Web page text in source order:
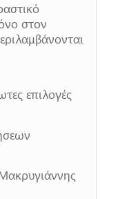
στον
επιλογές